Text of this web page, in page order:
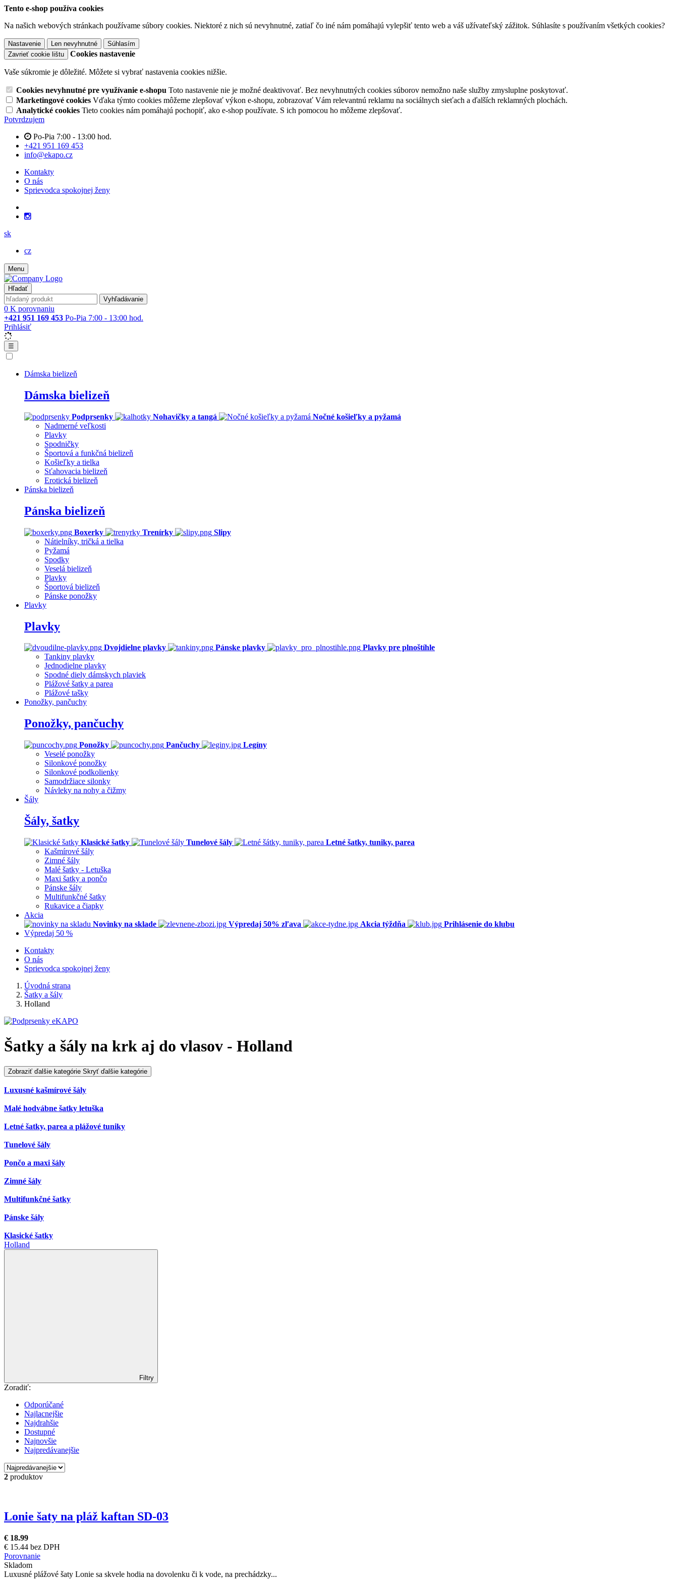
Tento e-shop používa cookies
Na našich webových stránkach používame súbory cookies. Niektoré z nich sú nevyhnutné, zatiaľ čo iné nám pomáhajú vylepšiť tento web a váš užívateľský zážitok. Súhlasíte s používaním všetkých cookies?
Nastavenie Len nevyhnutné
Súhlasím
Zavrieť cookie lištu
Cookies nastavenie
Vaše súkromie je dôležité. Môžete si vybrať nastavenia cookies nižšie.
Cookies nevyhnutné pre využívanie e-shopu Toto nastavenie nie je možné deaktivovať. Bez nevyhnutných cookies súborov nemožno naše služby zmysluplne poskytovať.
Marketingové cookies Vďaka týmto cookies môžeme zlepšovať výkon e-shopu, zobrazovať Vám relevantnú reklamu na sociálnych sieťach a ďalších reklamných plochách.
Analytické cookies Tieto cookies nám pomáhajú pochopiť, ako e-shop používate. S ich pomocou ho môžeme zlepšovať.
Potvrdzujem
Po-Pia 7:00 - 13:00 hod.
+421 951 169 453
info@ekapo.cz
Kontakty
O nás
Sprievodca spokojnej ženy
sk
cz
Menu
Hľadať
Vyhľadávanie
0 K porovnaniu
+421 951 169 453 Po-Pia 7:00 - 13:00 hod.
Prihlásiť
☰
Dámska bielizeň
Dámska bielizeň
Podprsenky Nohavičky a tangá
Nočné košieľky a pyžamá
Nadmerné veľkosti
Plavky
Spodničky
Športová a funkčná bielizeň
Košieľky a tielka
Sťahovacia bielizeň
Erotická bielizeň
Pánska bielizeň
Pánska bielizeň
Boxerky Trenírky
Slipy
Nátielníky, tričká a tielka
Pyžamá
Spodky
Veselá bielizeň
Plavky
Športová bielizeň
Pánske ponožky
Plavky
Plavky
Dvojdielne plavky Pánske plavky
Plavky pre plnoštíhle
Tankiny plavky
Jednodielne plavky
Spodné diely dámskych plaviek
Plážové šatky a parea
Plážové tašky
Ponožky, pančuchy
Ponožky, pančuchy
Ponožky Pančuchy
Legíny
Veselé ponožky
Silonkové ponožky
Silonkové podkolienky
Samodržiace silonky
Návleky na nohy a čižmy
Šály
Šály, šatky
Klasické šatky Tunelové šály
Letné šatky, tuniky, parea
Kašmírové šály
Zimné šály
Malé šatky - Letuška
Maxi šatky a pončo
Pánske šály
Multifunkčné šatky
Rukavice a čiapky
Akcia
Novinky na sklade
Výpredaj 50% zľava Akcia týždňa
Prihlásenie do klubu
Výpredaj 50 %
Kontakty
O nás
Sprievodca spokojnej ženy
Úvodná strana
Šatky a šály
Holland
Šatky a šály na krk aj do vlasov - Holland
Zobraziť ďalšie kategórie Skryť ďalšie kategórie
Luxusné kašmírové šály
Malé hodvábne šatky letuška
Letné šatky, parea a plážové tuniky
Tunelové šály
Pončo a maxi šály
Zimné šály
Multifunkčné šatky
Pánske šály
Klasické šatky
Holland
Filtry
Zoradiť:
Odporúčané
Najlacnejšie
Najdrahšie
Dostupné
Najnovšie
Najpredávanejšie
2 produktov
Lonie šaty na pláž kaftan SD-03
€ 18.99
€ 15.44 bez DPH
Porovnanie
Skladom
Luxusné plážové šaty Lonie sa skvele hodia na dovolenku či k vode, na prechádzky...